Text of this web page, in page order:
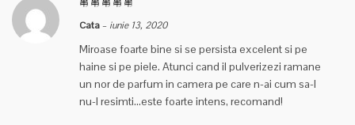
Cata– iunie 13, 2020
Miroase foarte bine si se persista excelent si pe
haine si pe piele. Atunci cand il pulverizezi ramane
un nor de parfum in camera pe care n-ai cum sa-l
nu-l resimti…este foarte intens, recomand!